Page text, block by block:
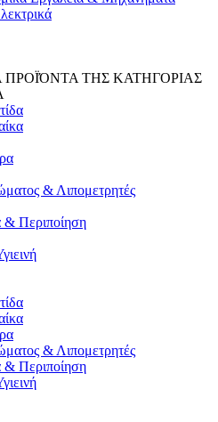
ΠΡΟΪΌΝΤΑ ΤΗΣ ΚΑΤΗΓΟΡΙΑΣ
& Λιπομετρητές
& Περιποίηση
& Λιπομετρητές
& Περιποίηση